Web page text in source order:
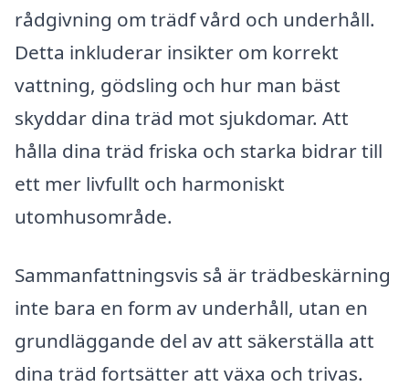
rådgivning om trädf vård och underhåll.
Detta inkluderar insikter om korrekt
vattning, gödsling och hur man bäst
skyddar dina träd mot sjukdomar. Att
hålla dina träd friska och starka bidrar till
ett mer livfullt och harmoniskt
utomhusområde.
Sammanfattningsvis så är trädbeskärning
inte bara en form av underhåll, utan en
grundläggande del av att säkerställa att
dina träd fortsätter att växa och trivas.